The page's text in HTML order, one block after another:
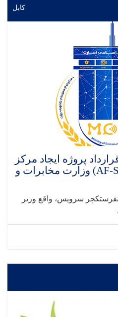
کابل
پروژه ایجاد مرکز
عملیاتی سایبری (AF-SOC) وزارت مخابرات و
سرویس، واقع وزیر